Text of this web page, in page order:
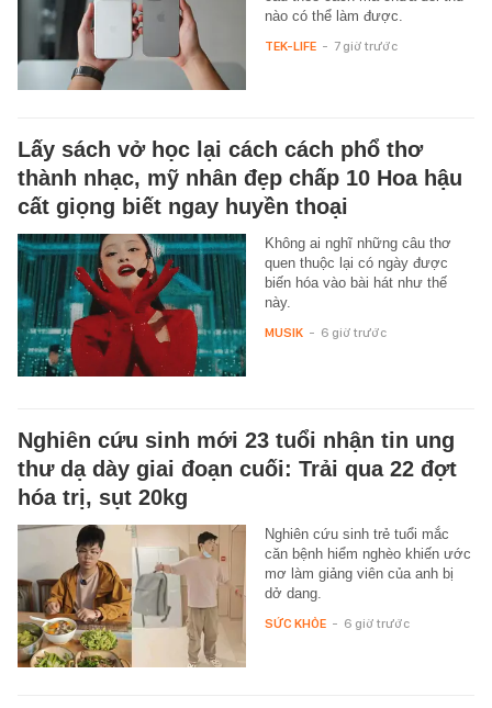
nào có thể làm được.
TEK-LIFE - 7 giờ trước
Lấy sách vở học lại cách cách phổ thơ
thành nhạc, mỹ nhân đẹp chấp 10 Hoa hậu
cất giọng biết ngay huyền thoại
Không ai nghĩ những câu thơ
quen thuộc lại có ngày được
biến hóa vào bài hát như thế
này.
MUSIK - 6 giờ trước
Nghiên cứu sinh mới 23 tuổi nhận tin ung
thư dạ dày giai đoạn cuối: Trải qua 22 đợt
hóa trị, sụt 20kg
Nghiên cứu sinh trẻ tuổi mắc
căn bệnh hiểm nghèo khiến ước
mơ làm giảng viên của anh bị
dở dang.
SỨC KHỎE - 6 giờ trước